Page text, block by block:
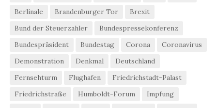
Berlinale
Brandenburger Tor
Brexit
Bund der Steuerzahler
Bundespressekonferenz
Bundespräsident
Bundestag Corona
Coronavirus
Demonstration
Denkmal
Deutschland
Fernsehturm
Flughafen
Friedrichstadt-Palast
Friedrichstraße
Humboldt-Forum
Impfung